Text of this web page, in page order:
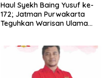
Haul Syekh Baing Yusuf ke-
172; Jatman Purwakarta
Teguhkan Warisan Ulama